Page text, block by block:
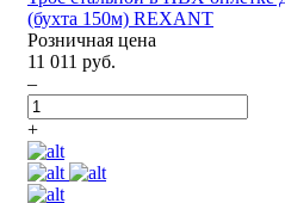
(бухта 150м) REXANT
Розничная цена
11 011 руб.
–
+